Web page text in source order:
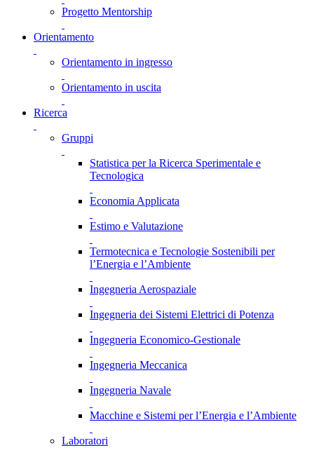
Progetto Mentorship
Orientamento
Orientamento in ingresso
Orientamento in uscita
Ricerca
Gruppi
Statistica per la Ricerca Sperimentale e
Tecnologica
Economia Applicata
Estimo e Valutazione
Termotecnica e Tecnologie Sostenibili per
l’Energia e l’Ambiente
Ingegneria Aerospaziale
Ingegneria dei Sistemi Elettrici di Potenza
Ingegneria Economico-Gestionale
Ingegneria Meccanica
Ingegneria Navale
Macchine e Sistemi per l’Energia e l’Ambiente
Laboratori